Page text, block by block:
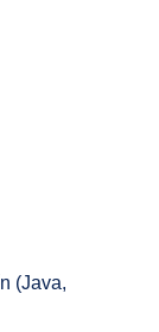
(Java,